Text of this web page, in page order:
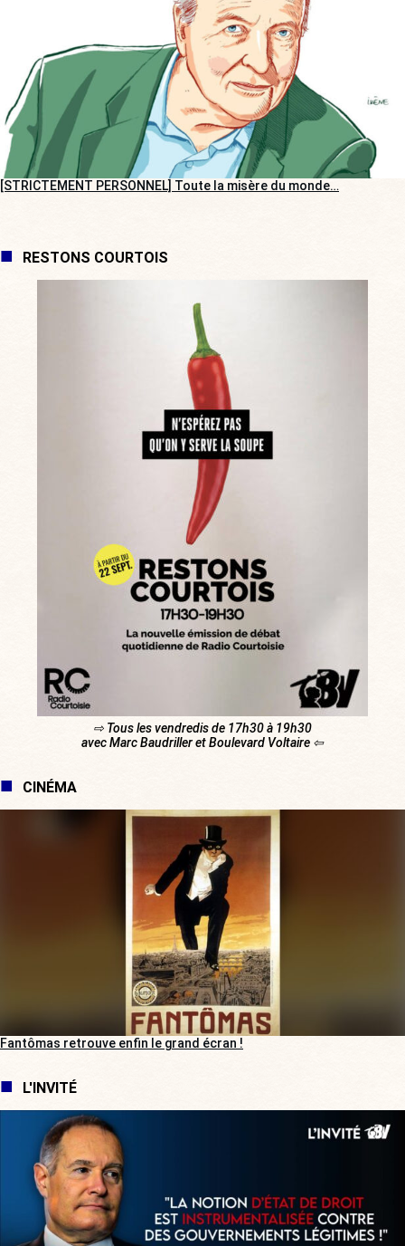
[STRICTEMENT PERSONNEL] Toute la misère du monde…
RESTONS COURTOIS
⇨ Tous les vendredis de 17h30 à 19h30
avec Marc Baudriller et Boulevard Voltaire ⇦
CINÉMA
Fantômas retrouve enfin le grand écran !
L'INVITÉ